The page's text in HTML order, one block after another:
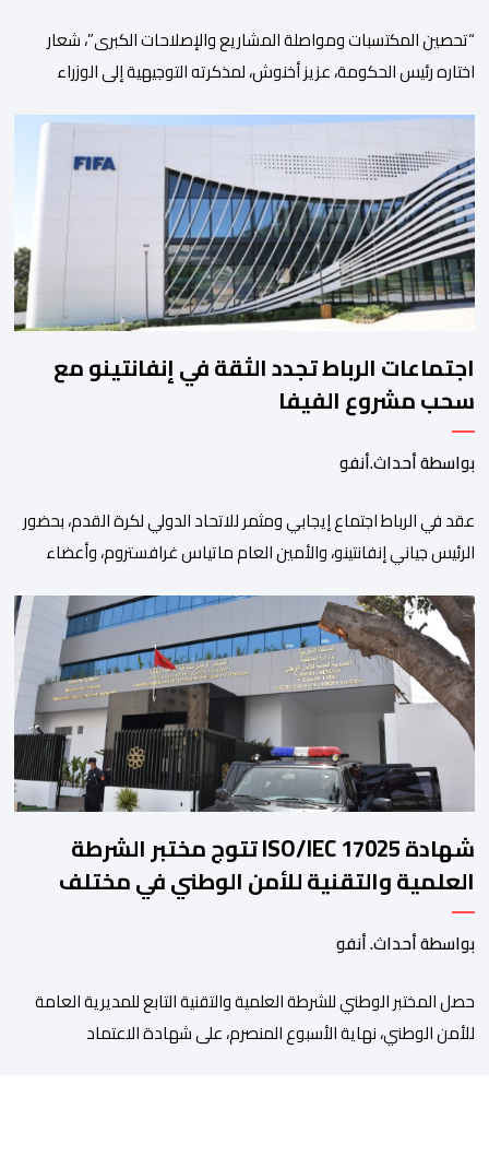
“تحصين المكتسبات ومواصلة المشاريع والإصلاحات الكبرى”، شعار
اختاره رئيس الحكومة، عزيز أخنوش، لمذكرته التوجيهية إلى الوزراء
مشروع من نوعه في ظل ولايته الحكومية. هذه الرسالة التأطيرية
ارتكزت على 4 أولويات، كما حملت ألحت على ضرورة عقلنة نفقات
التسيير، بل وتقييد التوظيف إلا في حالة الضرورة. […]
اجتماعات الرباط تجدد الثقة في إنفانتينو مع
سحب مشروع الفيفا
بواسطة أحداث.أنفو
عقد في الرباط اجتماع إيجابي ومثمر للاتحاد الدولي لكرة القدم، بحضور
الرئيس جياني إنفانتينو، والأمين العام ماتياس غرافستروم، وأعضاء
العمل الداخلي. ​وشهد اللقاء تجديد الثقة المتبادلة بين القيادة التنفيذية
للاتحاد، حيث أكد المجتمعون دعمهم الكامل للرئيس إنفانتينو باعتباره
المسؤول الوحيد المباشر والمنتخب من قِبل 211 اتحادا […]
شهادة ISO/IEC 17025 تتوج مختبر الشرطة
العلمية والتقنية للأمن الوطني في مختلف
الخبرات الجنائية
بواسطة أحداث. أنفو
حصل المختبر الوطني للشرطة العلمية والتقنية التابع للمديرية العامة
للأمن الوطني، نهاية الأسبوع المنصرم، على شهادة الاعتماد